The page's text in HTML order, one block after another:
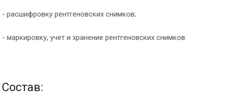
- расшифровку рентгеновских снимков;
- маркировку, учет и хранение рентгеновских снимков.
Состав: